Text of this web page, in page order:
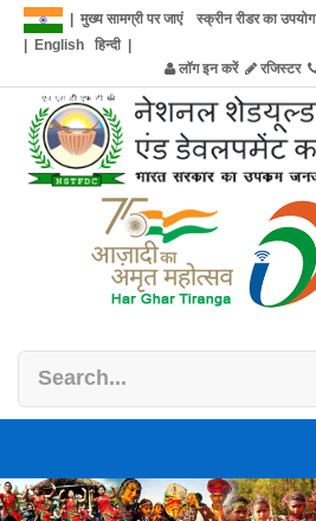
मुख्य सामग्री पर जाएं स्क्रीन रीडर का उपयोग
English हिन्दी|
लॉग इन करें
रजिस्टर